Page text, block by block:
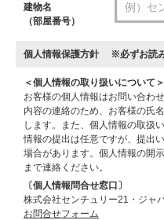
建物名
（部屋番号）
個人情報保護方針 ※必ずお読
＜個人情報の取り扱いについて＞
お客様の個人情報はお問い合わ
内容の連絡のため、お客様の氏
します。また、個人情報の取扱
情報の提出は任意ですが、提出
場合があります。個人情報の開
まで連絡ください。
〔個人情報問合せ窓口〕
株式会社センチュリー21・ジャ
お問合せフォーム